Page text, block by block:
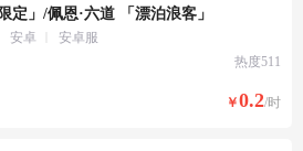
定」/佩恩·六道 「漂泊浪客」
安卓 安卓服
热度511
0.2/时